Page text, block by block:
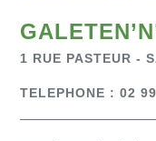
1 RUE PASTEUR -
TELEPHONE : 02